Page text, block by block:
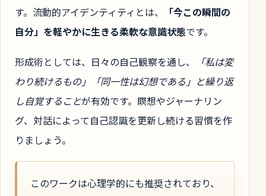
す。流動的アイデンティティとは、
「今この瞬間の
自分」を軽やかに生きる柔軟な意識状態です。
形成術としては、日々の自己観察を通し、
「私は変
わり続けるもの」「同一性は幻想である」と繰り返
し自覚することが有効です。瞑想やジャーナリン
グ、対話によって自己認識を更新し続ける習慣を作
りましょう。
このワークは心理学的にも推奨されており、